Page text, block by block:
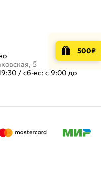
5
/сб-вс: с 9:00 до
500₽